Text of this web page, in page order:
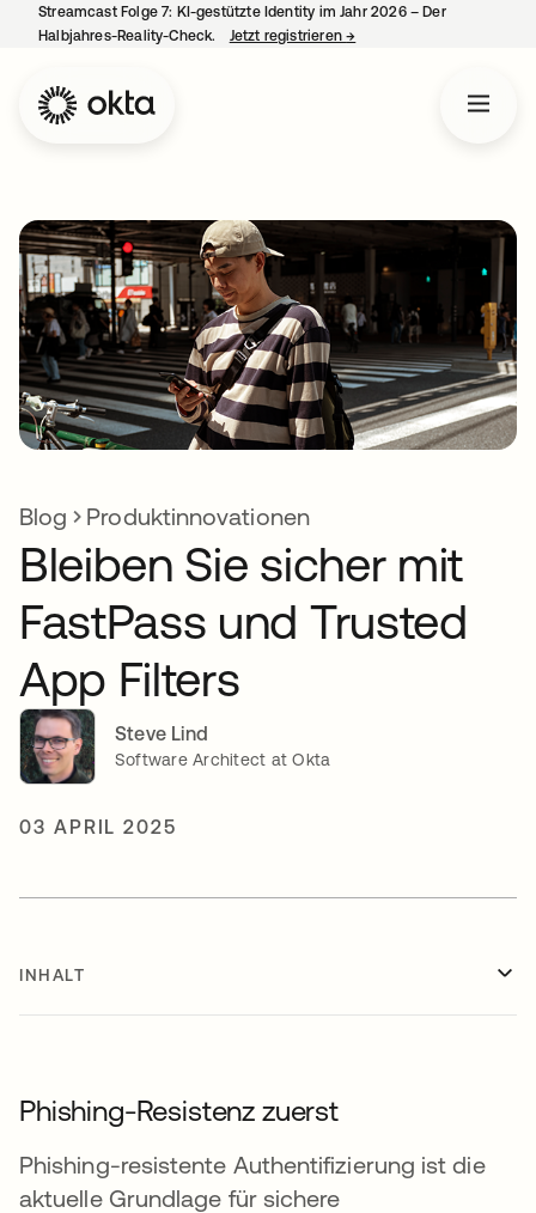
Streamcast Folge 7: KI-gestützte Identity im Jahr 2026 – Der
Halbjahres-Reality-Check.
Jetzt registrieren→
Blog Produktinnovationen
Bleiben Sie sicher mit
FastPass und Trusted
App Filters
Steve Lind
Software Architect at Okta
03 APRIL 2025
INHALT
Phishing-Resistenz zuerst
Phishing-resistente Authentifizierung ist die
aktuelle Grundlage für sichere